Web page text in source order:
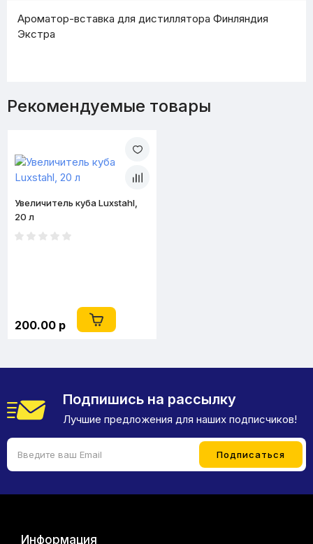
Ароматор-вставка для дистиллятора Финляндия
Экстра
Рекомендуемые товары
Увеличитель куба Luxstahl,
20 л
200.00 р
Подпишись на рассылку
Лучшие предложения для наших подписчиков!
Информация